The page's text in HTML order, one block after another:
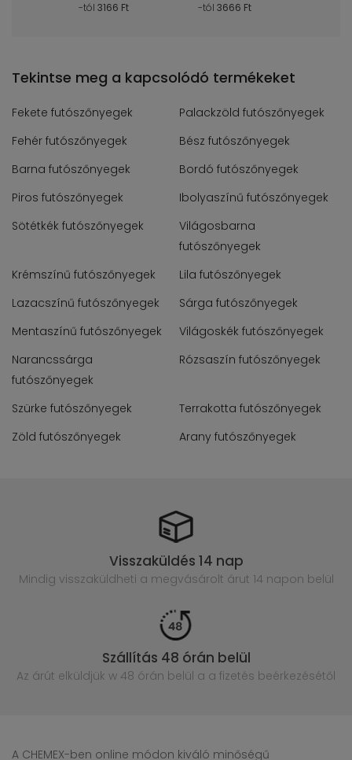
-tól 3166 Ft -tól 3666 Ft
Tekintse meg a kapcsolódó termékeket
Fekete futószőnyegek
Palackzöld futószőnyegek
Fehér futószőnyegek
Bész futószőnyegek
Barna futószőnyegek
Bordó futószőnyegek
Piros futószőnyegek
Ibolyaszínű futószőnyegek
Sötétkék futószőnyegek
Világosbarna
futószőnyegek
Krémszínű futószőnyegek
Lila futószőnyegek
Lazacszínű futószőnyegek
Sárga futószőnyegek
Mentaszínű futószőnyegek
Világoskék futószőnyegek
Narancssárga
futószőnyegek
Rózsaszín futószőnyegek
Szürke futószőnyegek
Terrakotta futószőnyegek
Zöld futószőnyegek
Arany futószőnyegek
Visszaküldés 14 nap
Mindig visszaküldheti a megvásárolt árut 14 napon belül
Szállítás 48 órán belül
Az árút elküldjük w 48 órán belül a a fizetés beérkezésétől
A CHEMEX-ben online módon kiváló minőségű